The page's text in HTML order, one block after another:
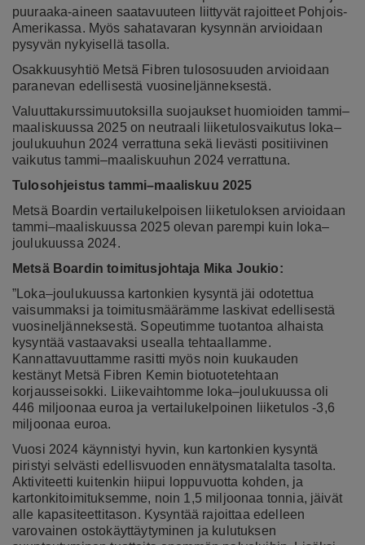
puuraaka-aineen saatavuuteen liittyvät rajoitteet Pohjois-
Amerikassa. Myös sahatavaran kysynnän arvioidaan
pysyvän nykyisellä tasolla.
Osakkuusyhtiö Metsä Fibren tulososuuden arvioidaan
paranevan edellisestä vuosineljänneksestä.
Valuuttakurssimuutoksilla suojaukset huomioiden tammi–
maaliskuussa 2025 on neutraali liiketulosvaikutus loka–
joulukuuhun 2024 verrattuna sekä lievästi positiivinen
vaikutus tammi–maaliskuuhun 2024 verrattuna.
Tulosohjeistus tammi–maaliskuu 2025
Metsä Boardin vertailukelpoisen liiketuloksen arvioidaan
tammi–maaliskuussa 2025 olevan parempi kuin loka–
joulukuussa 2024.
Metsä Boardin toimitusjohtaja Mika Joukio:
”Loka–joulukuussa kartonkien kysyntä jäi odotettua
vaisummaksi ja toimitusmäärämme laskivat edellisestä
vuosineljänneksestä. Sopeutimme tuotantoa alhaista
kysyntää vastaavaksi usealla tehtaallamme.
Kannattavuuttamme rasitti myös noin kuukauden
kestänyt Metsä Fibren Kemin biotuotetehtaan
korjausseisokki. Liikevaihtomme loka–joulukuussa oli
446 miljoonaa euroa ja vertailukelpoinen liiketulos -3,6
miljoonaa euroa.
Vuosi 2024 käynnistyi hyvin, kun kartonkien kysyntä
piristyi selvästi edellisvuoden ennätysmatalalta tasolta.
Aktiviteetti kuitenkin hiipui loppuvuotta kohden, ja
kartonkitoimituksemme, noin 1,5 miljoonaa tonnia, jäivät
alle kapasiteettitason. Kysyntää rajoittaa edelleen
varovainen ostokäyttäytyminen ja kulutuksen